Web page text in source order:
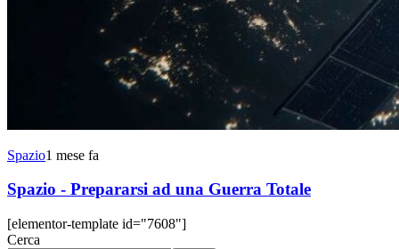
Spazio1 mese fa
Spazio - Prepararsi ad una Guerra Totale
[elementor-template id="7608"]
Cerca